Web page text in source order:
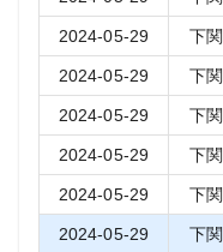
2024-05-29 下関
2024-05-29 下関
2024-05-29 下関
2024-05-29 下関
2024-05-29 下関
2024-05-29 下関